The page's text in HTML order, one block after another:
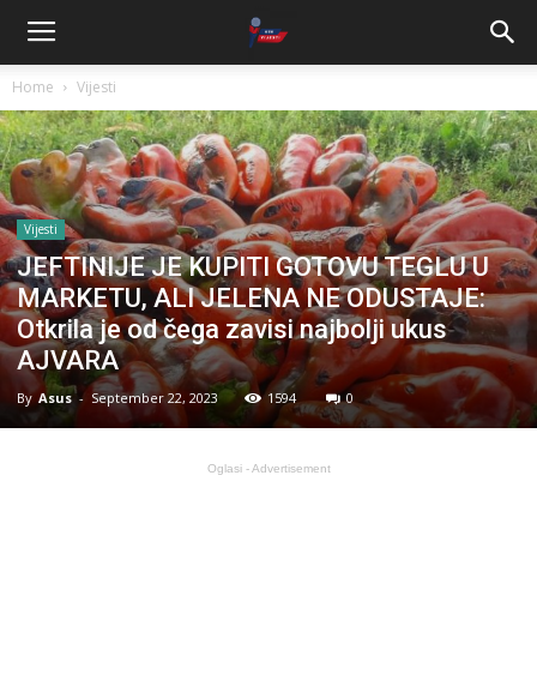
Home Vijesti
Vijesti
JEFTINIJE JE KUPITI GOTOVU TEGLU U
MARKETU, ALI JELENA NE ODUSTAJE:
Otkrila je od čega zavisi najbolji ukus
AJVARA
By Asus - September 22, 2023 1594 0
Oglasi - Advertisement